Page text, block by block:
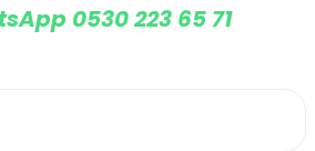
0530 223 65 71